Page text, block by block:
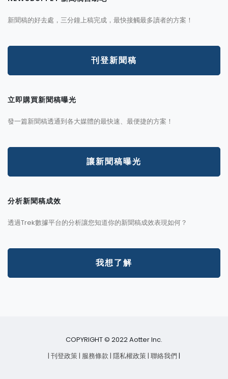
新聞稿的好去處，三分鐘上稿完成，最快接觸最多讀者的方案！
刊登新聞稿
立即購買新聞稿曝光
發一篇新聞稿透通到各大媒體的最快速、最便捷的方案！
讓新聞稿曝光
分析新聞稿成效
透過Trek數據平台的分析讓您知道你的新聞稿成效表現如何？
我想了解
COPYRIGHT © 2022 Aotter Inc.
| 刊登政策| 服務條款| 隱私權政策| 聯絡我們 |